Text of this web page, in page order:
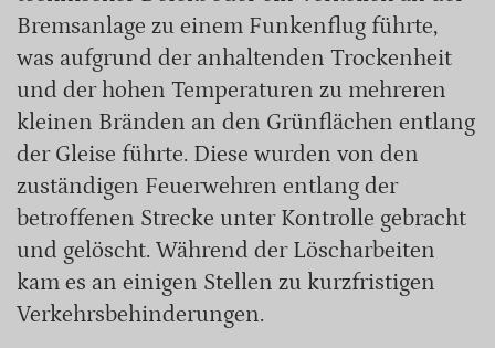
Bremsanlage zu einem Funkenflug führte,
was aufgrund der anhaltenden Trockenheit
und der hohen Temperaturen zu mehreren
kleinen Bränden an den Grünflächen entlang
der Gleise führte. Diese wurden von den
zuständigen Feuerwehren entlang der
betroffenen Strecke unter Kontrolle gebracht
und gelöscht. Während der Löscharbeiten
kam es an einigen Stellen zu kurzfristigen
Verkehrsbehinderungen.